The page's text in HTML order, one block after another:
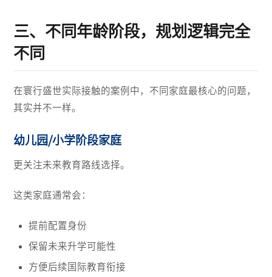
三、不同年龄阶段，规划逻辑完全
不同
在寰行盛世实际接触的案例中，不同家庭最核心的问题，
其实并不一样。
幼儿园/小学阶段家庭
更关注未来教育路线选择。
这类家庭通常会：
提前配置身份
保留未来升学可能性
方便后续国际教育衔接